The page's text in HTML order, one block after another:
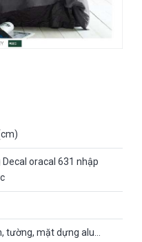
oracal 631 nhập
tường, mặt dựng alu…